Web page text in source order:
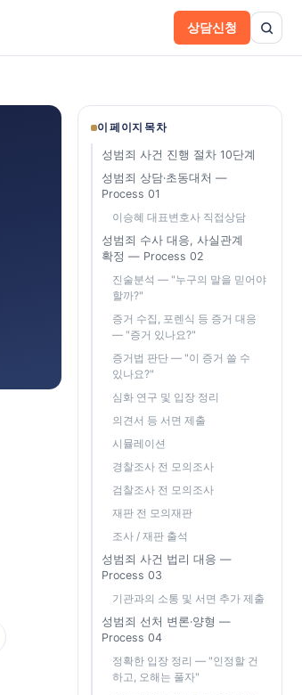
상담신청
이 페이지 목차
성범죄 사건 진행 절차 10단계
성범죄 상담·초동대처 —
Process 01
이승혜 대표변호사 직접상담
성범죄 수사 대응, 사실관계
확정 — Process 02
진술분석 — "누구의 말을 믿어야
할까?"
증거 수집, 포렌식 등 증거 대응
— "증거 있나요?"
증거법 판단 — "이 증거 쓸 수
있나요?"
심화 연구 및 입장 정리
의견서 등 서면 제출
시뮬레이션
경찰조사 전 모의조사
검찰조사 전 모의조사
재판 전 모의재판
조사 / 재판 출석
성범죄 사건 법리 대응 —
Process 03
기관과의 소통 및 서면 추가 제출
성범죄 선처 변론·양형 —
Process 04
정확한 입장 정리 — "인정할 건
하고, 오해는 풀자"